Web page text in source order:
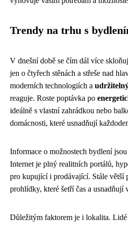
Trendy na trhu s
V dnešní době se čím dál více
jen o čtyřech stěnách a střeše nad
moderních technologiích a
reaguje. Roste poptávka po
ideálně s vlastní zahrádkou nebo
domácnosti, které usnadňují
Informace o možnostech bydlení
Internet je plný realitních portálů,
pro kupující i prodávající. Stále
prohlídky, které šetří čas a usnadňují
Důležitým faktorem je i lokalita. Lidé